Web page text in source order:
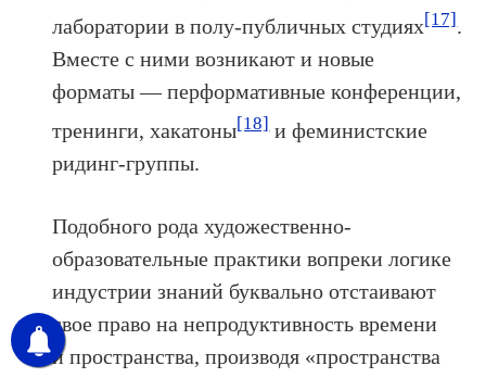
лаборатории в полу-публичных студиях[17].
Вместе с ними возникают и новые
форматы — перформативные конференции,
тренинги, хакатоны[18]и феминистские
ридинг-группы.
Подобного рода художественно-
образовательные практики вопреки логике
индустрии знаний буквально отстаивают
свое право на непродуктивность времени
и пространства, производя «пространства